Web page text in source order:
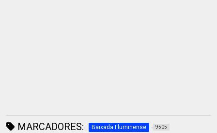
MARCADORES: Baixada Fluminense 9505